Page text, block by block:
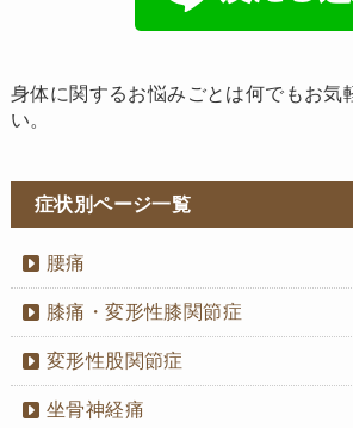
身体に関するお悩みごとは何でもお気
い。
症状別ページ一覧
腰痛
膝痛・変形性膝関節症
変形性股関節症
坐骨神経痛